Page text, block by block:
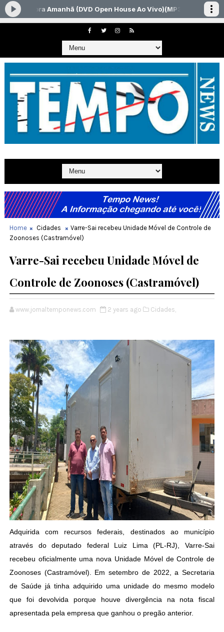
Home Cidades
Varre-Sai recebeu Unidade Móvel de Controle de
Zoonoses (Castramóvel)
Varre-Sai recebeu Unidade Móvel de
Controle de Zoonoses (Castramóvel)
www.jornaltemponews.com 2 years ago Cidades,
Adquirida com recursos federais, destinados ao município
através do deputado federal Luiz Lima (PL-RJ), Varre-Sai
recebeu oficialmente uma nova Unidade Móvel de Controle de
Zoonoses (Castramóvel). Em setembro de 2022, a Secretaria
de Saúde já tinha adquirido uma unidade do mesmo modelo
que foi devolvida porque houve divergência na nota fiscal
apresentada pela empresa que ganhou o pregão anterior.